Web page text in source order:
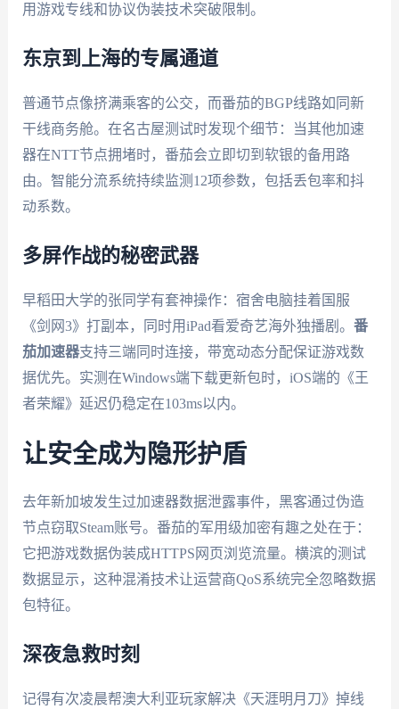
用游戏专线和协议伪装技术突破限制。
东京到上海的专属通道
普通节点像挤满乘客的公交，而番茄的BGP线路如同新
干线商务舱。在名古屋测试时发现个细节：当其他加速
器在NTT节点拥堵时，番茄会立即切到软银的备用路
由。智能分流系统持续监测12项参数，包括丢包率和抖
动系数。
多屏作战的秘密武器
早稻田大学的张同学有套神操作：宿舍电脑挂着国服
《剑网3》打副本，同时用iPad看爱奇艺海外独播剧。 番
茄加速器支持三端同时连接，带宽动态分配保证游戏数
据优先。实测在Windows端下载更新包时，iOS端的《王
者荣耀》延迟仍稳定在103ms以内。
让安全成为隐形护盾
去年新加坡发生过加速器数据泄露事件，黑客通过伪造
节点窃取Steam账号。番茄的军用级加密有趣之处在于：
它把游戏数据伪装成HTTPS网页浏览流量。横滨的测试
数据显示，这种混淆技术让运营商QoS系统完全忽略数据
包特征。
深夜急救时刻
记得有次凌晨帮澳大利亚玩家解决《天涯明月刀》掉线